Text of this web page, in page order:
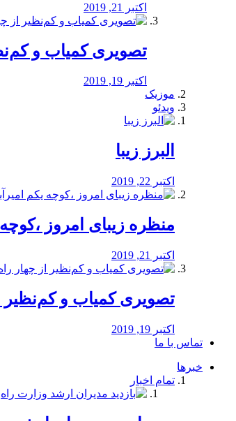
اکتبر 21, 2019
️تصویری کمیاب و کم‌نظیر
اکتبر 19, 2019
موزیک
ویدئو
البرز زیبا
اکتبر 22, 2019
منظره‌‌ زیبای امروز ،کوچه
اکتبر 21, 2019
️تصویری کمیاب و کم‌نظیر از
اکتبر 19, 2019
تماس با ما
خبرها
تمام اخبار